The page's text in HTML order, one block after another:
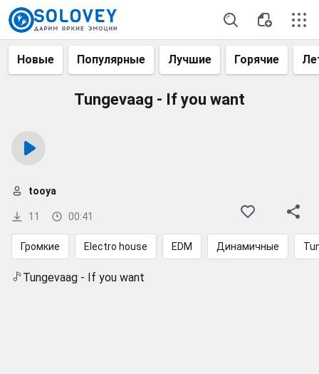
Новые Популярные Лучшие Горячие
Tungevaag - If you want
11 00:41
tooya
Громкие Electro house EDM Динамичные
Tungevaag - If you want